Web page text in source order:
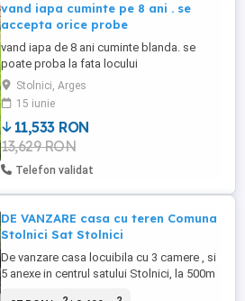
vand iapa cuminte pe 8 ani . se
accepta orice probe
vand iapa de 8 ani cuminte blanda. se
poate proba la fata locului
Stolnici, Arges
15 iunie
11,533 RON
13,629 RON
Telefon validat
DE VANZARE casa cu teren Comuna
Stolnici Sat Stolnici
De vanzare casa locuibila cu 3 camere , si
5 anexe in centrul satului Stolnici, la 500m